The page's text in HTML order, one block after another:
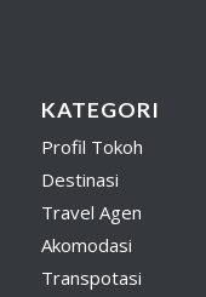
KATEGORI
Profil Tokoh
Destinasi
Travel Agen
Akomodasi
Transpotasi